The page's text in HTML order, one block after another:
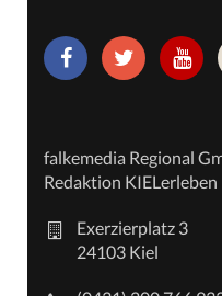
falkemedia Regional
Redaktion KIELerleben
Exerzierplatz 3
24103 Kiel